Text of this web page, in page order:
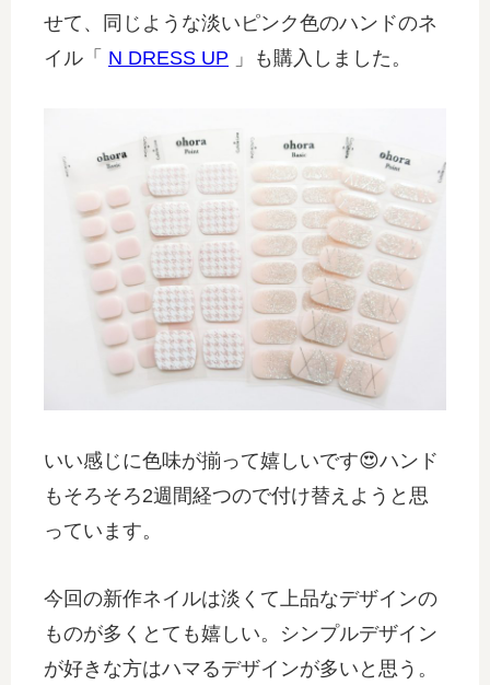
せて、同じような淡いピンク色のハンドのネ
イル「 N DRESS UP 」も購入しました。
いい感じに色味が揃って嬉しいです😍ハンド
もそろそろ2週間経つので付け替えようと思
っています。
今回の新作ネイルは淡くて上品なデザインの
ものが多くとても嬉しい。シンプルデザイン
が好きな方はハマるデザインが多いと思う。